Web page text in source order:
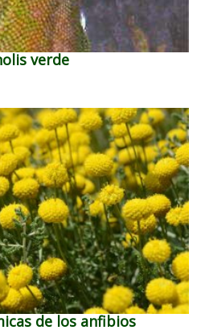
verde
de los anfibios